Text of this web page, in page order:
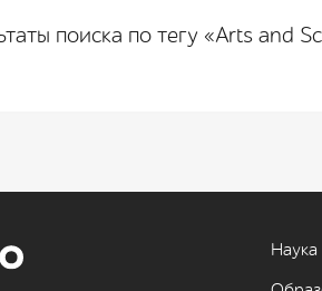
поиска по тегу «Arts and
Наука